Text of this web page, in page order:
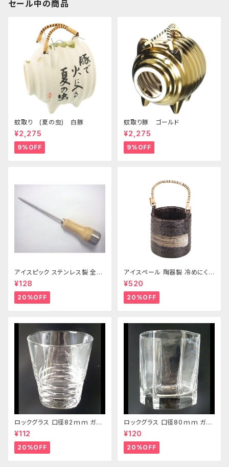
セール中の商品
蚊取り (夏の虫) 白豚
¥2,275
9%OFF
蚊取り豚 ゴールド
¥2,275
9%OFF
アイスピック ステンレス製 全長
215ｍｍ
¥128
20%OFF
アイスペール 陶器製 冷めにくい
二重構造 860ml
¥520
20%OFF
ロックグラス 口径82ｍｍ ガラ
ス製 250cc
¥112
20%OFF
ロックグラス 口径80ｍｍ ガラ
ス製 220cc
¥120
20%OFF